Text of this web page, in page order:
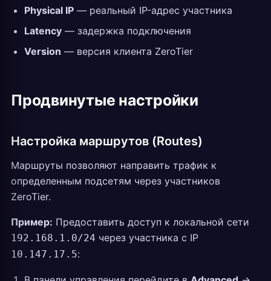
Physical IP — реальный IP-адрес участника
Latency — задержка подключения
Version — версия клиента ZeroTier
Продвинутые настройки
Настройка маршрутов (Routes)
Маршруты позволяют направить трафик к
определенным подсетям через участников
ZeroTier.
Пример: Предоставить доступ к локальной сети
192.168.1.0/24 через участника с IP
10.147.17.5: